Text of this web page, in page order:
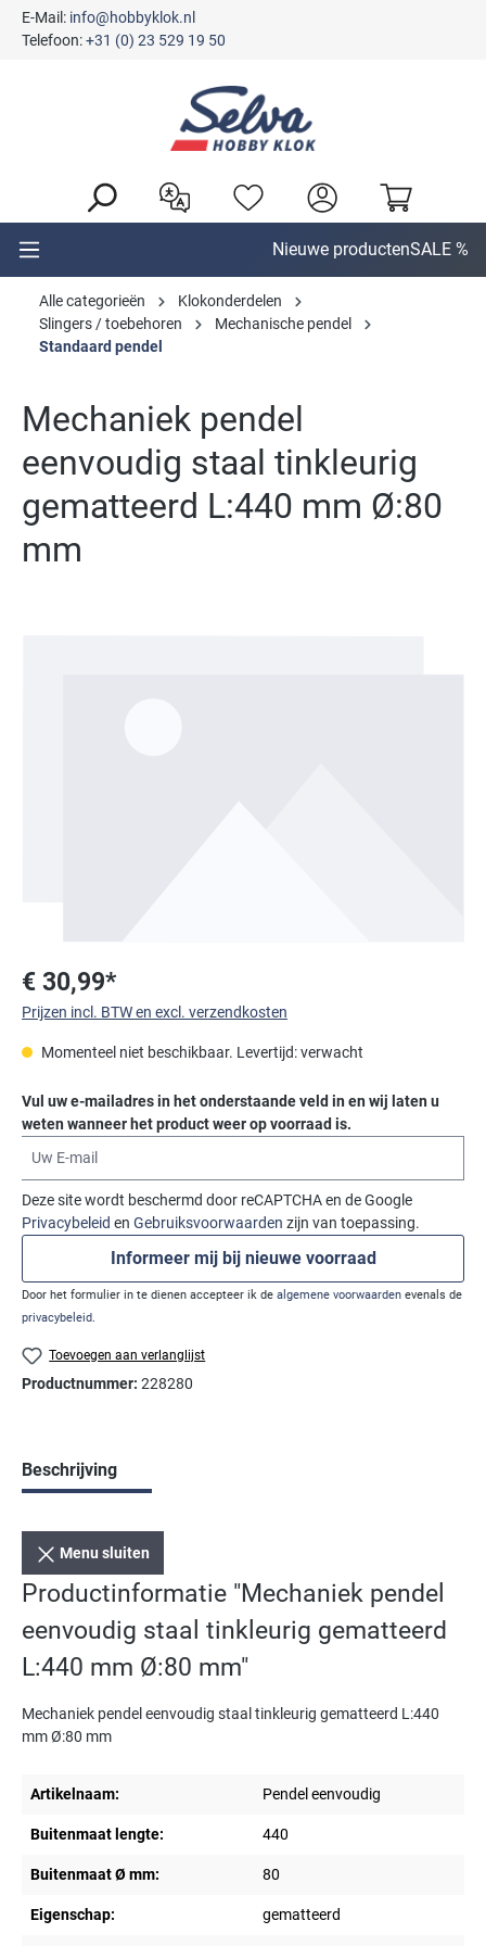
E-Mail: info@hobbyklok.nl
Telefoon:+31 (0) 23 529 19 50
Nieuwe productenSALE %
Alle categorieën
Klokonderdelen
Slingers / toebehoren
Mechanische pendel
Standaard pendel
Mechaniek pendel
eenvoudig staal tinkleurig
gematteerd L:440 mm Ø:80
mm
€ 30,99*
Prijzen incl. BTW en excl. verzendkosten
Momenteel niet beschikbaar. Levertijd: verwacht
Vul uw e-mailadres in het onderstaande veld in en wij laten u
weten wanneer het product weer op voorraad is.
Deze site wordt beschermd door reCAPTCHA en de Google
Privacybeleid en Gebruiksvoorwaarden zijn van toepassing.
Informeer mij bij nieuwe voorraad
Door het formulier in te dienen accepteer ik de algemene voorwaarden evenals de
privacybeleid
Toevoegen aan verlanglijst
Productnummer: 228280
Beschrijving
Menu sluiten
Productinformatie "Mechaniek pendel
eenvoudig staal tinkleurig gematteerd
L:440 mm Ø:80 mm"
Mechaniek pendel eenvoudig staal tinkleurig gematteerd L:440
mm Ø:80 mm
Artikelnaam: Pendel eenvoudig
Buitenmaat lengte: 440
Buitenmaat Ø mm: 80
Eigenschap: gematteerd